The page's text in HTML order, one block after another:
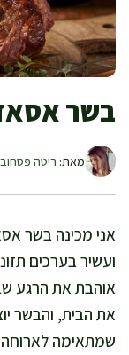
בשר
מאת: ריטה פסחוב
אני מכינה בשר
ועשיר בערכים
אוהבת את הרגע
את הבית, והבשר
שמתאימה